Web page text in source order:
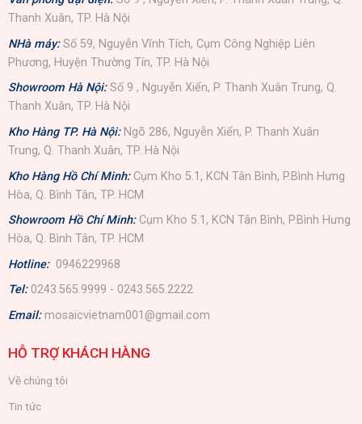
Thanh Xuân, TP. Hà Nội
NHà máy: Số 59, Nguyễn Vĩnh Tích, Cụm Công Nghiệp Liên
Phương, Huyện Thường Tín, TP. Hà Nội
Showroom Hà Nội: Số 9 , Nguyễn Xiển, P. Thanh Xuân Trung, Q.
Thanh Xuân, TP. Hà Nội
Kho Hàng TP. Hà Nội: Ngõ 286, Nguyễn Xiển, P. Thanh Xuân
Trung, Q. Thanh Xuân, TP. Hà Nội
Kho Hàng Hồ Chí Minh: Cụm Kho 5.1, KCN Tân Bình, P.Bình Hưng
Hòa, Q. Bình Tân, TP. HCM
Showroom Hồ Chí Minh: Cụm Kho 5.1, KCN Tân Bình, P.Bình Hưng
Hòa, Q. Bình Tân, TP. HCM
Hotline: 0946229968
Tel: 0243.565.9999 - 0243.565.2222
Email: mosaicvietnam001@gmail.com
HỖ TRỢ KHÁCH HÀNG
Về chúng tôi
Tin tức